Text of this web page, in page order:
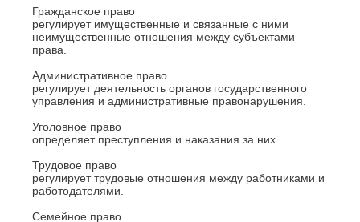
Гражданское право
регулирует имущественные и связанные с ними
неимущественные отношения между субъектами
права.
Административное право
регулирует деятельность органов государственного
управления и административные правонарушения.
Уголовное право
определяет преступления и наказания за них.
Трудовое право
регулирует трудовые отношения между работниками и
работодателями.
Семейное право